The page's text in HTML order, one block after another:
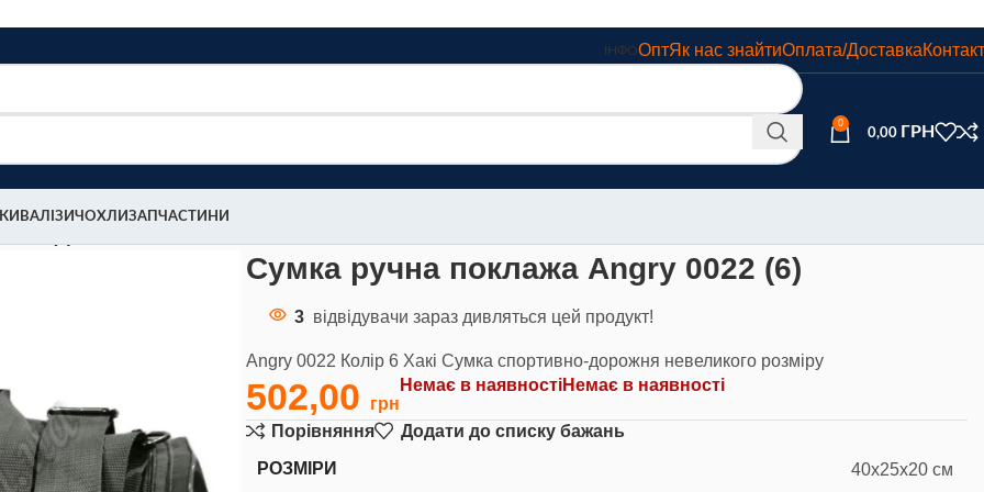
ІНФО Оплата/Доставка
Як нас знайти
Опт
0
0,00
ВАЛІЗИЧОХЛИЗАПЧАСТИНИ
Сумка ручна поклажа Angry 0022 (6)
3 відвідувачи зараз дивляться цей продукт!
Angry 0022 Колір 6 Хакі Сумка спортивно-дорожня невеликого розміру
502,00 Немає в наявностіНемає в наявності
Порівняння Додати до списку бажань
РОЗМІРИ 40x25x20 см